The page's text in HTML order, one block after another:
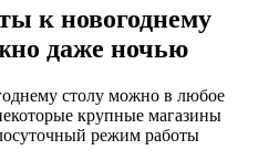
к новогоднему
даже ночью
столу можно в любое
крупные магазины
режим работы